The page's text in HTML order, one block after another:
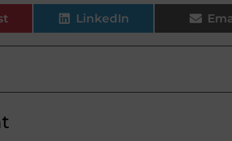
LinkedIn